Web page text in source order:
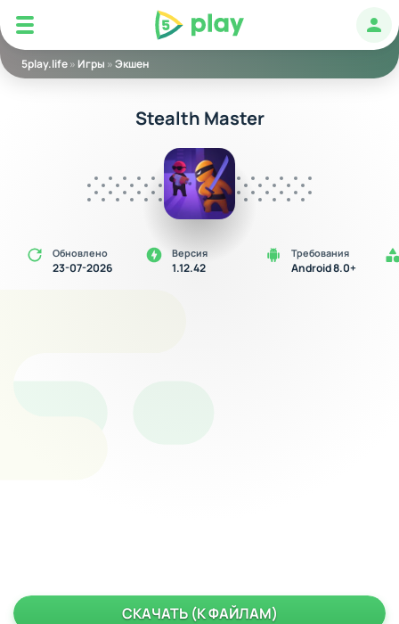
5play
5play.life» Игры »Экшен
Stealth Master
Обновлено
23-07-2026
Версия
1.12.42
Требования
Android 8.0+
СКАЧАТЬ (К ФАЙЛАМ)